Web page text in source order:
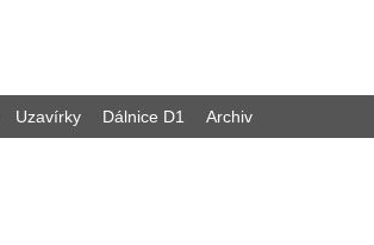
Uzavírky Dálnice D1 Archiv